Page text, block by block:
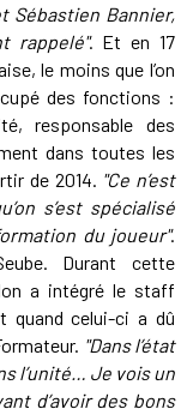
Sébastien Bannier,
rappelé". Et en 17
le moins que l’on
des fonctions :
responsable des
dans toutes les
de 2014. "Ce n’est
s’est spécialisé
du joueur".
Durant cette
a intégré le staff
quand celui-ci a dû
"Dans l’état
l’unité… Je vois un
d’avoir des bons